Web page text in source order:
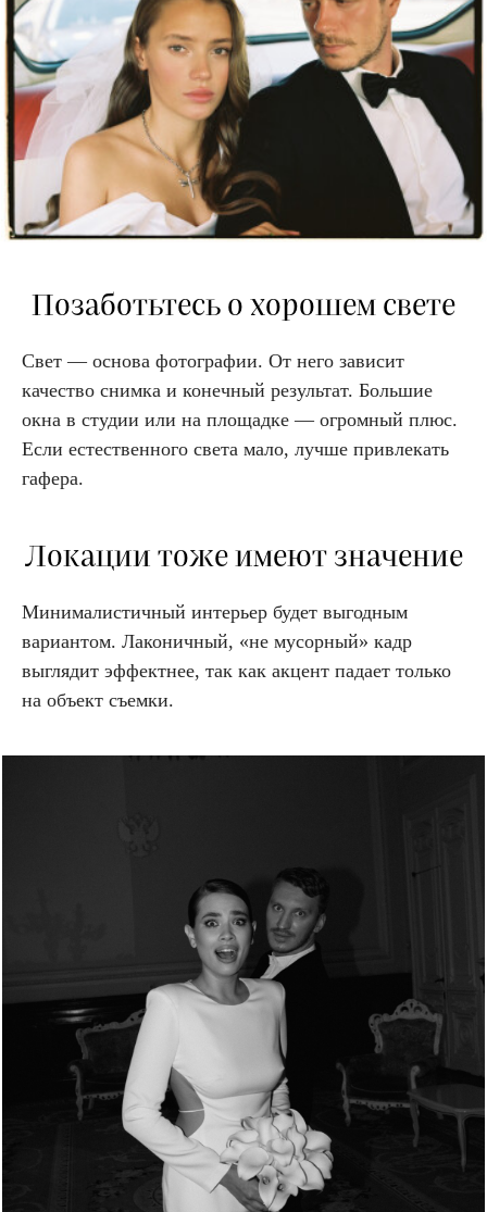
Позаботьтесь о хорошем свете
Свет — основа фотографии. От него зависит
качество снимка и конечный результат. Большие
окна в студии или на площадке — огромный плюс.
Если естественного света мало, лучше привлекать
гафера.
Локации тоже имеют значение
Минималистичный интерьер будет выгодным
вариантом. Лаконичный, «не мусорный» кадр
выглядит эффектнее, так как акцент падает только
на объект съемки.